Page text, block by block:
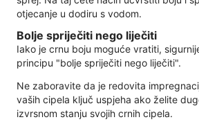
otjecanje u dodiru s vodom.
Bolje spriječiti nego liječiti
Iako je crnu boju moguće vratiti,
principu "bolje spriječiti nego liječiti".
Ne zaboravite da je redovita
vaših cipela ključ uspjeha ako želite
izvrsnom stanju svojih crnih cipela.